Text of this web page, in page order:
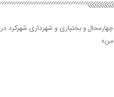
و بختیاری و شهرداری شهرکرد در